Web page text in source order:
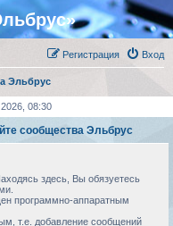
Вход
Регистрация
Эльбрус
08:30
сообщества Эльбрус
здесь, Вы обязуетесь
программно-аппаратным
т.е. добавление сообщений